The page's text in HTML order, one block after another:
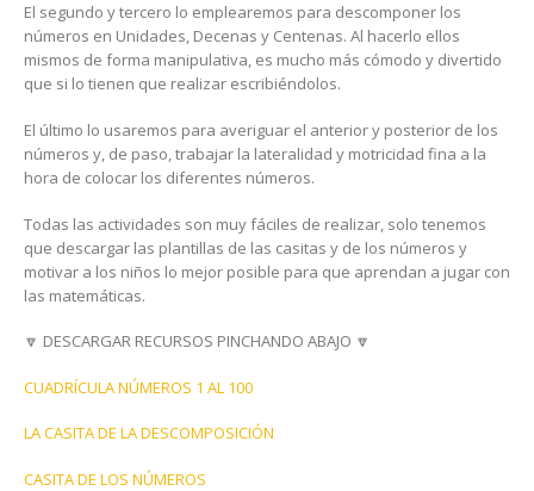
El segundo y tercero lo emplearemos para descomponer los
números en Unidades, Decenas y Centenas. Al hacerlo ellos
mismos de forma manipulativa, es mucho más cómodo y divertido
que si lo tienen que realizar escribiéndolos.
El último lo usaremos para averiguar el anterior y posterior de los
números y, de paso, trabajar la lateralidad y motricidad fina a la
hora de colocar los diferentes números.
Todas las actividades son muy fáciles de realizar, solo tenemos
que descargar las plantillas de las casitas y de los números y
motivar a los niños lo mejor posible para que aprendan a jugar con
las matemáticas.
🔽 DESCARGAR RECURSOS PINCHANDO ABAJO 🔽
CUADRÍCULA NÚMEROS 1 AL 100
LA CASITA DE LA DESCOMPOSICIÓN
CASITA DE LOS NÚMEROS